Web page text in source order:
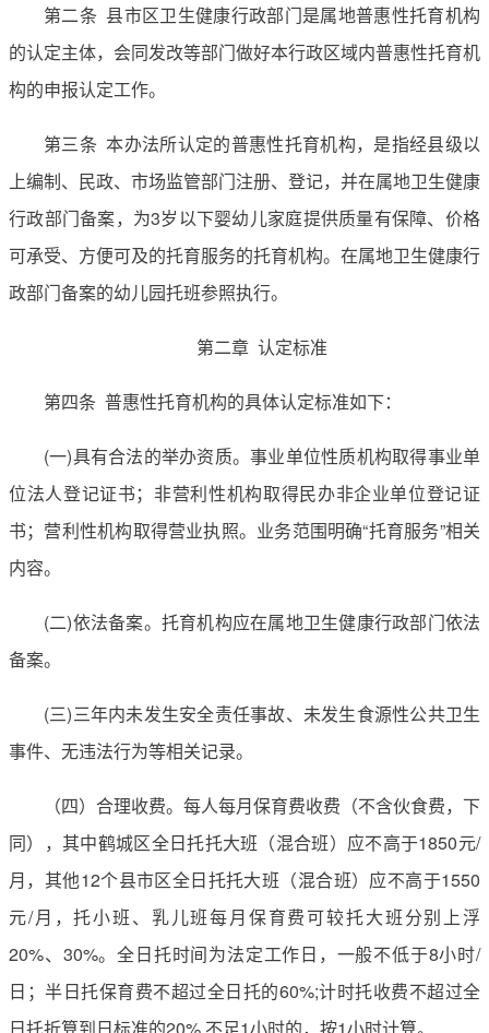
第二条 县市区卫生健康行政部门是属地普惠性托育机构
的认定主体，会同发改等部门做好本行政区域内普惠性托育机
构的申报认定工作。
第三条 本办法所认定的普惠性托育机构，是指经县级以
上编制、民政、市场监管部门注册、登记，并在属地卫生健康
行政部门备案，为3岁以下婴幼儿家庭提供质量有保障、价格
可承受、方便可及的托育服务的托育机构。在属地卫生健康行
政部门备案的幼儿园托班参照执行。
第二章 认定标准
第四条 普惠性托育机构的具体认定标准如下：
(一)具有合法的举办资质。事业单位性质机构取得事业单
位法人登记证书；非营利性机构取得民办非企业单位登记证
书；营利性机构取得营业执照。业务范围明确“托育服务”相关
内容。
(二)依法备案。托育机构应在属地卫生健康行政部门依法
备案。
(三)三年内未发生安全责任事故、未发生食源性公共卫生
事件、无违法行为等相关记录。
（四）合理收费。每人每月保育费收费（不含伙食费，下
同），其中鹤城区全日托托大班（混合班）应不高于1850元/
月，其他12个县市区全日托托大班（混合班）应不高于1550
元/月，托小班、乳儿班每月保育费可较托大班分别上浮
20%、30%。全日托时间为法定工作日，一般不低于8小时/
日；半日托保育费不超过全日托的60%;计时托收费不超过全
日托折算到日标准的20%,不足1小时的，按1小时计算。